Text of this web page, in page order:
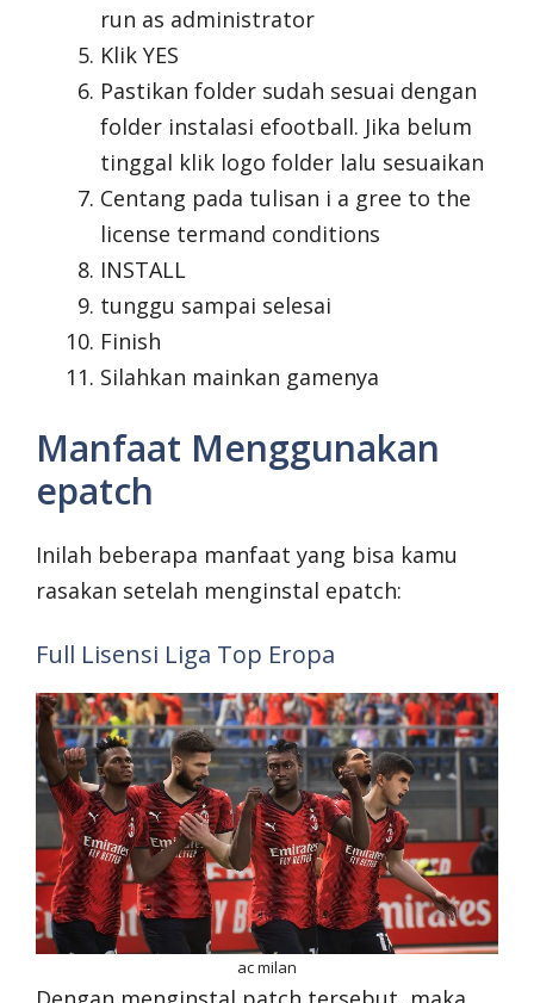
run as administrator
Klik YES
Pastikan folder sudah sesuai dengan
folder instalasi efootball. Jika belum
tinggal klik logo folder lalu sesuaikan
Centang pada tulisan i a gree to the
license termand conditions
INSTALL
tunggu sampai selesai
Finish
Silahkan mainkan gamenya
Manfaat Menggunakan
epatch
Inilah beberapa manfaat yang bisa kamu
rasakan setelah menginstal epatch:
Full Lisensi Liga Top Eropa
ac milan